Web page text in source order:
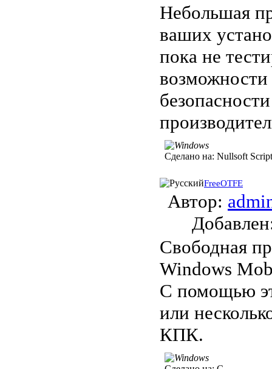
Небольшая
ваших
пока не
Сделано на: Nullsoft
FreeOTFE
Автор:
Свободная
Windows
С помощью
или
КПК.